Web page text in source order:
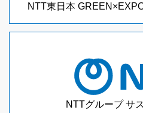
NTT東日本
NTTグループ サ